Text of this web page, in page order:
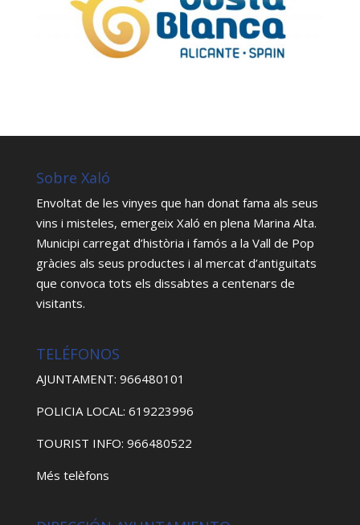
Sobre Xaló
Envoltat de les vinyes que han donat fama als seus
vins i misteles, emergeix Xaló en plena Marina Alta.
Municipi carregat d’història i famós a la Vall de Pop
gràcies als seus productes i al mercat d’antiguitats
que convoca tots els dissabtes a centenars de
visitants.
TELÉFONOS
AJUNTAMENT: 966480101
POLICIA LOCAL: 619223996
TOURIST INFO: 966480522
Més telèfons